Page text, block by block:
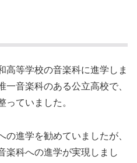
高等学校の音楽科に進学しま
一音楽科のある公立高校で、
っていました。
進学を勧めていましたが、
楽科への進学が実現しまし